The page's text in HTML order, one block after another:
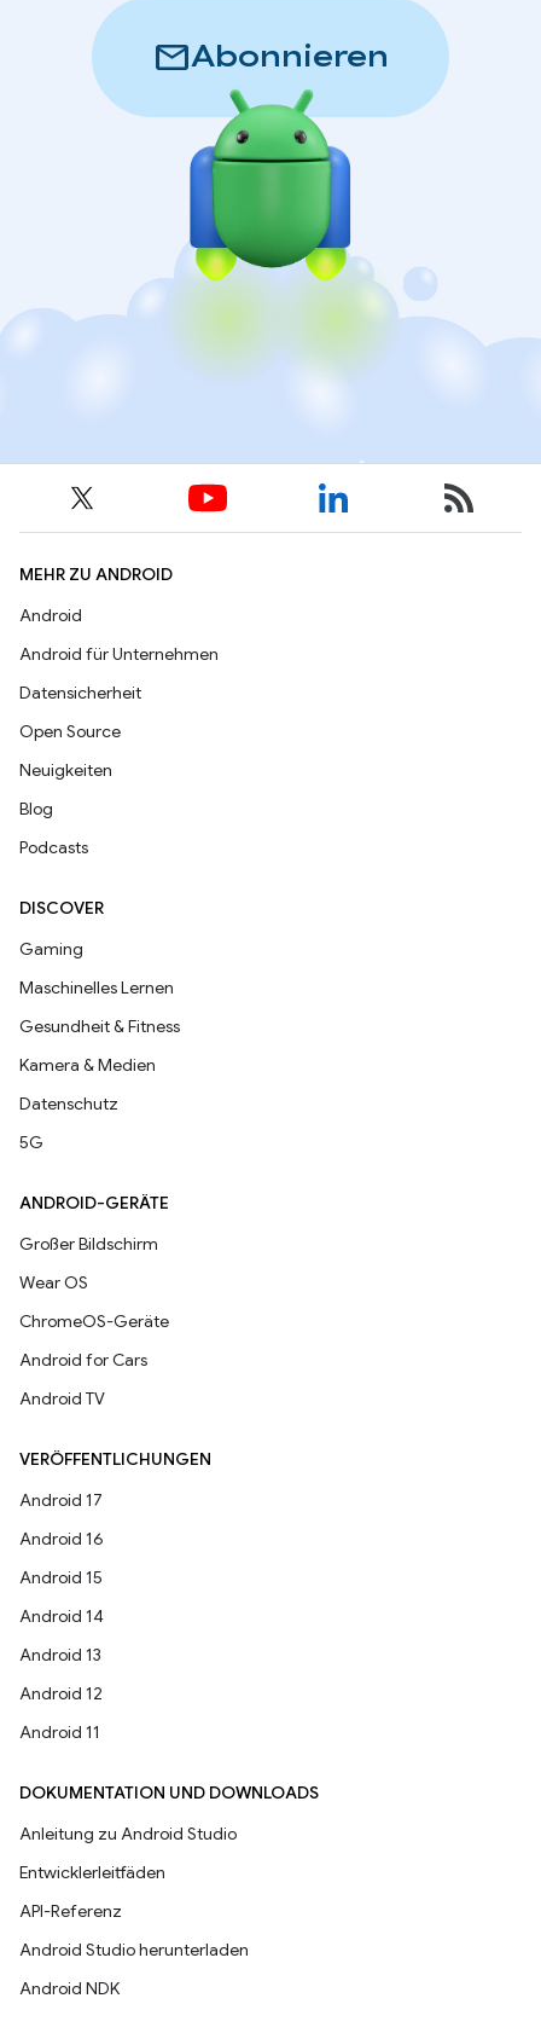
mailAbonnieren
MEHR ZU ANDROID
Android
Android für Unternehmen
Datensicherheit
Open Source
Neuigkeiten
Blog
Podcasts
DISCOVER
Gaming
Maschinelles Lernen
Gesundheit & Fitness
Kamera & Medien
Datenschutz
5G
ANDROID-GERÄTE
Großer Bildschirm
Wear OS
ChromeOS-Geräte
Android for Cars
Android TV
VERÖFFENTLICHUNGEN
Android 17
Android 16
Android 15
Android 14
Android 13
Android 12
Android 11
DOKUMENTATION UND DOWNLOADS
Anleitung zu Android Studio
Entwicklerleitfäden
API-Referenz
Android Studio herunterladen
Android NDK